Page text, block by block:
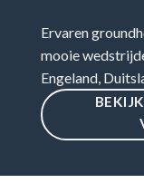
Ervaren
mooie
Engeland,